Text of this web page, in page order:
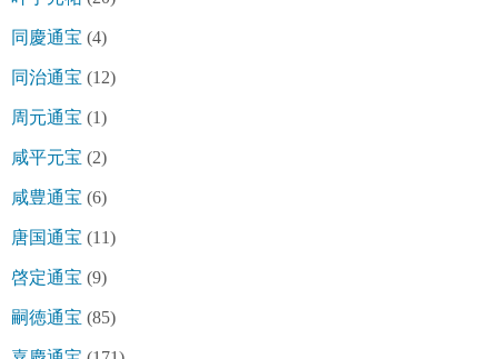
同慶通宝 (4)
同治通宝 (12)
周元通宝 (1)
咸平元宝 (2)
咸豊通宝 (6)
唐国通宝 (11)
啓定通宝 (9)
嗣徳通宝 (85)